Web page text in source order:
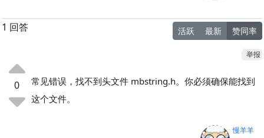
1 回答 活跃 最新 赞同率
举报
0
常见错误，找不到头文件 mbstring.h。你必须确保能找到
这个文件。
慢羊羊